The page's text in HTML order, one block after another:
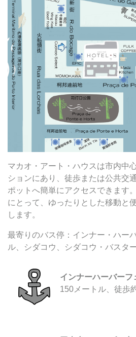
マカオ・アート・ハウスは市内中
ションにあり、徒歩または公共交
ポットへ簡単にアクセスできます
にとって、ゆったりとした移動と
します。
最寄りのバス停：インナー・ハー
ル、シダコウ、シダコウ・バスタ
インナーハーバー
150メートル、徒歩